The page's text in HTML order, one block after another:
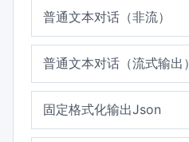
普通文本对话（非流）
普通文本对话（流式输出）
固定格式化输出Json